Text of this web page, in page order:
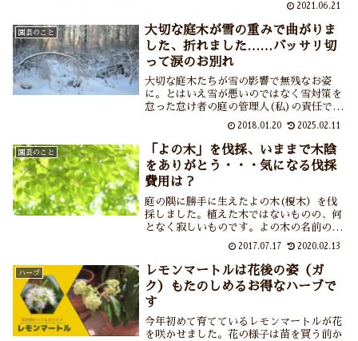
2021.06.21
園芸のこと
大切な庭木が雪の重みで曲がりま
した、折れました……バッサリ切
って涙のお別れ
大切な庭木たちが雪の影響で無残なお姿
に。とはいえ雪が悪いのではなく雪対策を
怠った怠け者の庭の管理人(私)の責任で
す。曲がった枝や折れた枝は泣く泣くバッ
サリと切りました。ところで切った後はど
うしたらいいの？そもそも雪対策をきちん
としておけば……泣き言がつまっておりま
す。
2018.01.20 2025.02.11
園芸のこと
「よの木」を伐採、いままで木陰
をありがとう・・・気になる伐採
費用は？
庭の隅に勝手に生えたよの木(榎木）を伐
採しました。植えた木ではないものの、何
となく寂しいものです。よの木の名前の由
来や伐採までの経緯、一般的な伐採費用な
どを紹介しています。翌朝、その木によく
止まりに来ていたカラスの親子にも抗議さ
れました・・・。
2017.07.17 2020.02.13
ハーブ
レモンマートルは花後の姿（ガ
ク）もたのしめるお得なハーブで
す
今年初めて育てているレモンマートルが花
を咲かせました。花の様子は苗を買う前か